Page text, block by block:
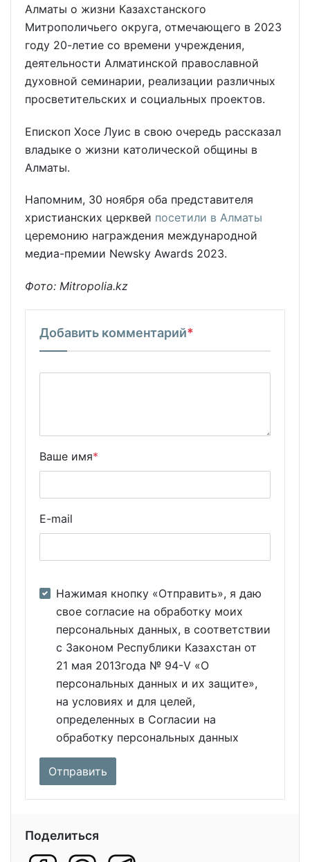
Алматы о жизни Казахстанского
Митрополичьего округа, отмечающего в 2023
году 20-летие со времени учреждения,
деятельности Алматинской православной
духовной семинарии, реализации различных
просветительских и социальных проектов.
Епископ Хосе Луис в свою очередь рассказал
владыке о жизни католической общины в
Алматы.
Напомним, 30 ноября оба представителя
христианских церквей посетили в Алматы
церемонию награждения международной
медиа-премии Newsky Awards 2023.
Фото: Mitropolia.kz
Добавить комментарий*
Ваше имя*
E-mail
Нажимая кнопку «Отправить», я даю
свое согласие на обработку моих
персональных данных, в соответствии
с Законом Республики Казахстан от
21 мая 2013года № 94-V «О
персональных данных и их защите»,
на условиях и для целей,
определенных в Согласии на
обработку персональных данных
Поделиться